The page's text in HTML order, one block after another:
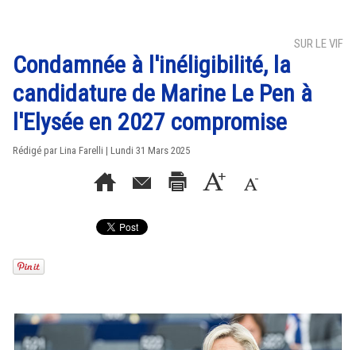
SUR LE VIF
Condamnée à l'inéligibilité, la
candidature de Marine Le Pen à
l'Elysée en 2027 compromise
Rédigé par Lina Farelli | Lundi 31 Mars 2025